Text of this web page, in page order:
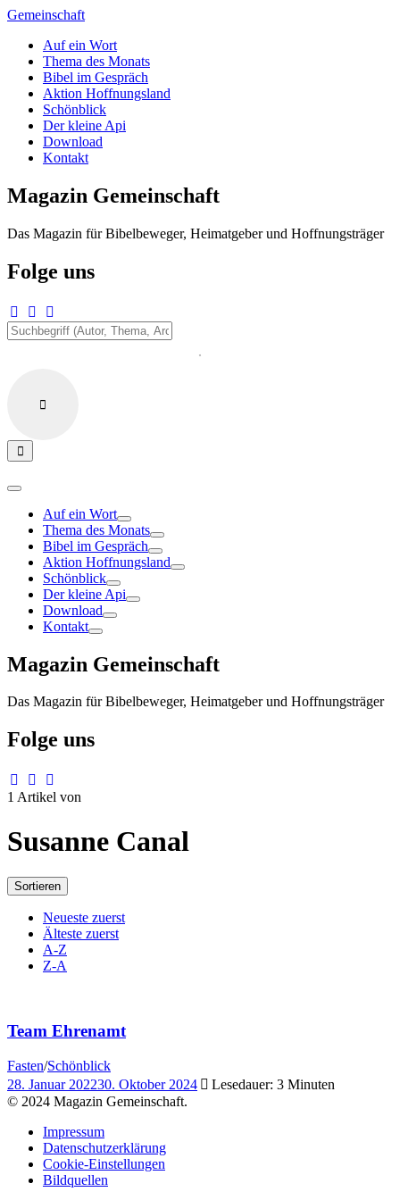
Zum
springen
Gemeinschaft
Auf ein Wort
Thema des Monats
Bibel im Gespräch
Aktion Hoffnungsland
Schönblick
Der kleine Api
Download
Kontakt
Magazin Gemeinschaft
Das Magazin für Bibelbeweger, Heimatgeber und Hoffnungsträger
Folge uns
Auf ein Wort
Thema des Monats
Bibel im Gespräch
Aktion Hoffnungsland
Schönblick
Der kleine Api
Download
Kontakt
Magazin Gemeinschaft
Das Magazin für Bibelbeweger, Heimatgeber und Hoffnungsträger
Folge uns
1 Artikel von
Susanne Canal
Sortieren
Neueste zuerst
Älteste zuerst
A-Z
Z-A
Team Ehrenamt
Fasten/Schönblick
28. Januar 202230. Oktober 2024
Lesedauer: 3 Minuten
© 2024 Magazin Gemeinschaft.
Impressum
Datenschutzerklärung
Cookie-Einstellungen
Bildquellen